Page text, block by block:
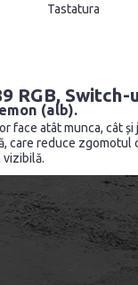
Tastatura
RGB,
(alb).
face atât munca,
reduce
vizibilă.